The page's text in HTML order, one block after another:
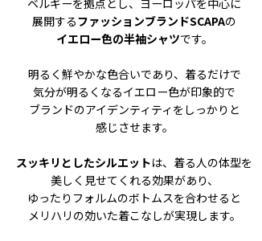
展開するファッションブランドSCAPAの
イエロー色の半袖シャツです。
明るく鮮やかな色合いであり、着るだけで
気分が明るくなるイエロー色が印象的で
ブランドのアイデンティティをしっかりと
感じさせます。
スッキリとしたシルエットは、着る人の体型を
美しく見せてくれる効果があり、
ゆったりフォルムのボトムスを合わせると
メリハリの効いた着こなしが実現します。